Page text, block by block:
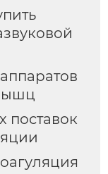
поставок